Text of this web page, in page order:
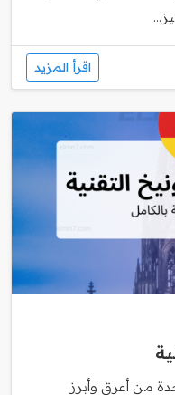
اقرأ المزيد
من أعرق وأبرز